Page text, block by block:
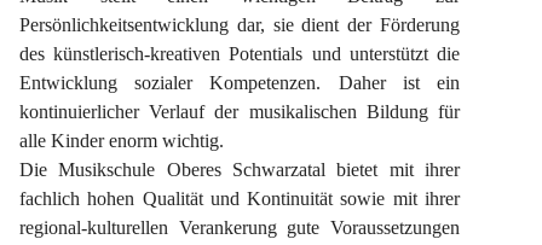
Persönlichkeitsentwicklung dar, sie dient der Förderung
des künstlerisch-kreativen Potentials und unterstützt die
Entwicklung sozialer Kompetenzen. Daher ist ein
kontinuierlicher Verlauf der musikalischen Bildung für
alle Kinder enorm wichtig.
Die Musikschule Oberes Schwarzatal bietet mit ihrer
fachlich hohen Qualität und Kontinuität sowie mit ihrer
regional-kulturellen Verankerung gute Voraussetzungen